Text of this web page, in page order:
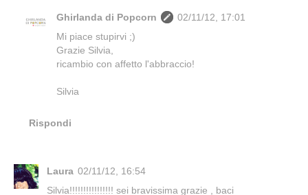
Ghirlanda di Popcorn
02/11/12, 17:01
Mi piace stupirvi ;)
Grazie Silvia,
ricambio con affetto l'abbraccio!
Silvia
Rispondi
Laura 02/11/12, 16:54
Silvia!!!!!!!!!!!!!!!! sei bravissima grazie , baci